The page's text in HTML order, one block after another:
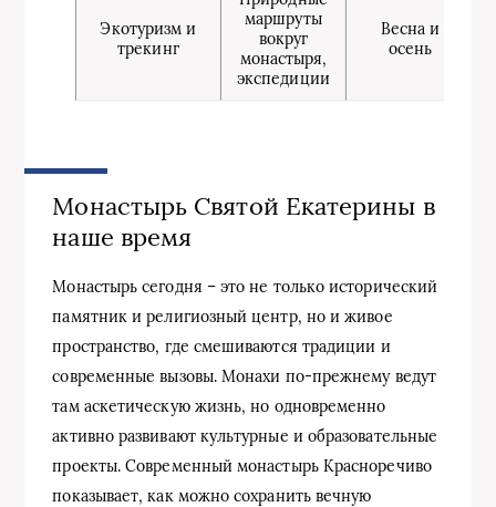
Экотуризм и
трекинг
маршруты
вокруг
монастыря,
экспедиции
Весна и
осень
Монастырь Святой Екатерины в
наше время
Монастырь сегодня – это не только исторический
памятник и религиозный центр, но и живое
пространство, где смешиваются традиции и
современные вызовы. Монахи по-прежнему ведут
там аскетическую жизнь, но одновременно
активно развивают культурные и образовательные
проекты. Современный монастырь Красноречиво
показывает, как можно сохранить вечную